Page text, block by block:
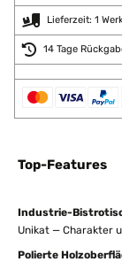
Lieferzeit: 1
14 Tage
Top-Features
Industrie-
Unikat — Charakter
Polierte